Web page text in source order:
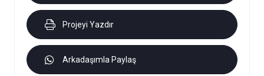
Projeyi Yazdır
Arkadaşımla Paylaş